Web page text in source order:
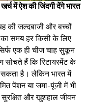
में ऐश की जिंदगी देंगे भारत
की जल्दबाजी और बच्चों
का समय हर किसी के लिए
एक ही चीज चाह सुकून
सोचते हैं कि रिटायरमेंट के
सकता है। लेकिन भारत में
पेंशन या जमा-पूंजी में भी
और खुशहाल जीवन